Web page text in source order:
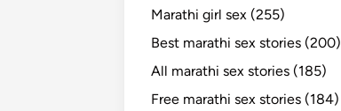
Marathi girl sex (255)
Best marathi sex stories (200)
All marathi sex stories (185)
Free marathi sex stories (184)